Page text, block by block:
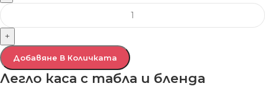
+
Добавяне В Количката
Легло каса с табла и бленда